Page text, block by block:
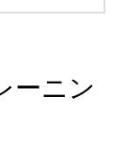
ーニン